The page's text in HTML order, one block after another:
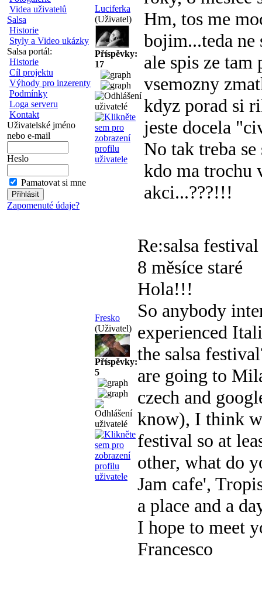
Videa uživatelů
Salsa
Historie
Styly a Video ukázky
Salsa portál:
Historie
Cíl projektu
Výhody pro inzerenty
Podmínky
Loga serveru
Kontakt
Uživatelské jméno
nebo e-mail
Heslo
Pamatovat si mne
Zapomenuté údaje?
Luciferka
(Uživatel)
Příspěvky:
17
Hm, tos me
bojim...teda ne
ale spis ze tam
vsemozny
kdyz porad si
jeste docela
No tak treba
kdo ma trochu
akci...???!!!
Fresko
(Uživatel)
Příspěvky:
5
Re:salsa
8 měsíce staré
Hola!!!
So anybody
experienced
the salsa
are going to
czech and
know), I think
festival so at
other, what do
Jam cafe',
a place and a
I hope to meet
Francesco